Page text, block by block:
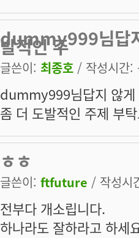
dummy999님답
발적인 주
글쓴이: 최종호 / 작성시간
dummy999님답지 않게
좀 더 도발적인 주제 부
ㅎㅎ
글쓴이: ftfuture / 작성시
전부다 개소립니다.
하나라도 잘하라고 하세